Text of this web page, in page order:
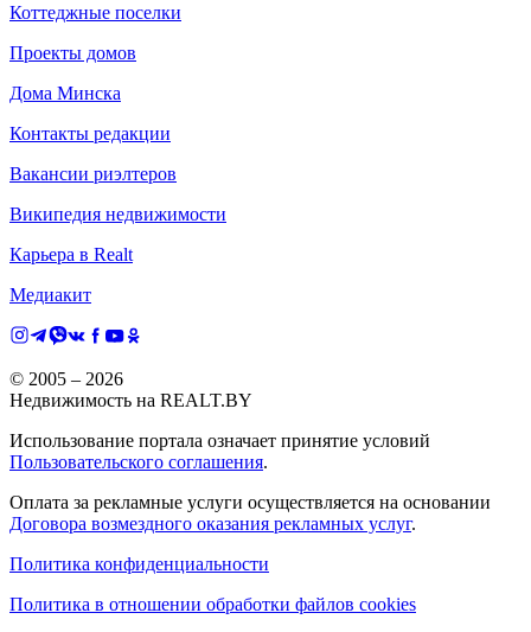
Коттеджные поселки
Проекты домов
Дома Минска
Контакты редакции
Вакансии риэлтеров
Википедия недвижимости
Карьера в Realt
Медиакит
© 2005 – 2026
Недвижимость на REALT.BY
Использование портала означает принятие условий
Пользовательского соглашения.
Оплата за рекламные услуги осуществляется на основании
Договора возмездного оказания рекламных услуг.
Политика конфиденциальности
Политика в отношении обработки файлов cookies